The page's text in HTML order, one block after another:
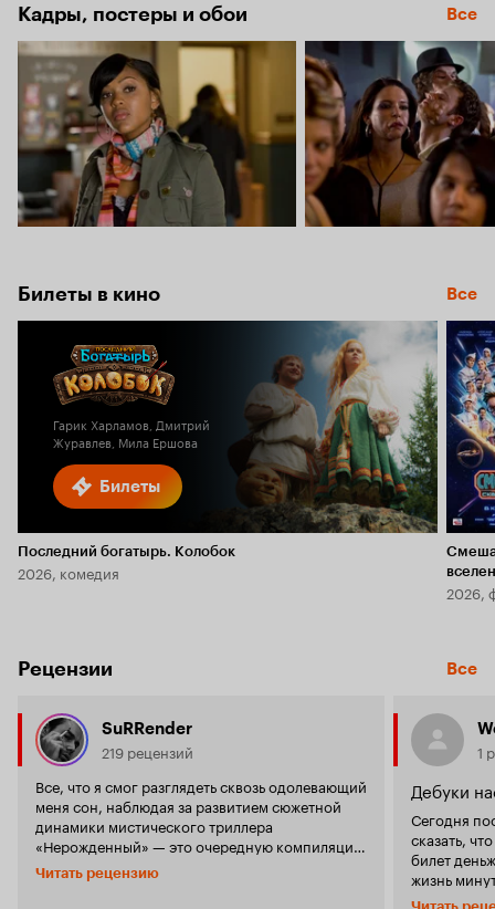
Кадры, постеры и обои Все
Билеты в кино Все
Билеты
Гарик Харламов, Дмитрий
Журавлев, Мила Ершова
Последний богатырь. Колобок
2026, комедия
2026,
Рецензии Все
SuRRender
219 рецензий
Все, что я смог разглядеть сквозь одолевающий
меня сон, наблюдая за развитием сюжетной
динамики мистического триллера
«Нерожденный» — это очередную компиляцию
тематических форм и шаблонных
стилистических решений, набивших в
Читать рецензию
1
Дебуки
Сегодня
сказать,
билет
жизнь